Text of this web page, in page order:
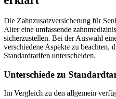
Die Zahnzusatzversicherung für
Alter eine umfassende
sicherzustellen. Bei der Auswahl
verschiedene Aspekte zu beachten,
Standardtarifen unterscheiden.
Unterschiede zu
Im Vergleich zu den allgemein